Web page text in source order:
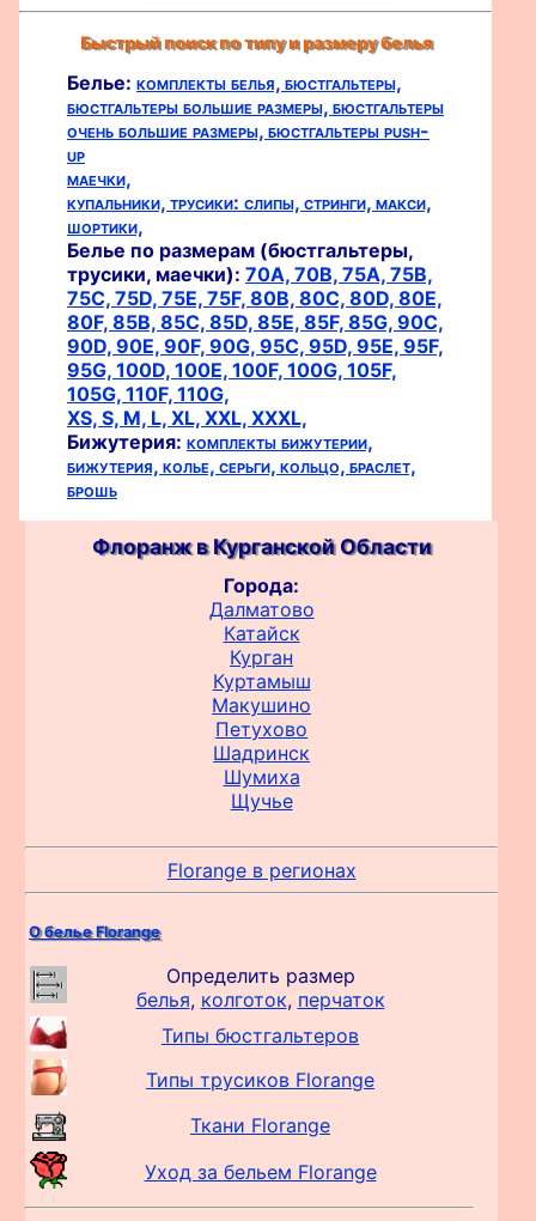
Быстрый поиск по типу и размеру белья
Белье: комплекты белья, бюстгальтеры,
бюстгальтеры большие размеры, бюстгальтеры
очень большие размеры, бюстгальтеры push-
up
маечки,
купальники, трусики: слипы, стринги, макси,
шортики,
Белье по размерам (бюстгальтеры,
трусики, маечки): 70A, 70B, 75A, 75B,
75C, 75D, 75E, 75F, 80B, 80C, 80D, 80E,
80F, 85B, 85C, 85D, 85E, 85F, 85G, 90C,
90D, 90E, 90F, 90G, 95C, 95D, 95E, 95F,
95G, 100D, 100E, 100F, 100G, 105F,
105G, 110F, 110G,
XS, S, M, L, XL, XXL, XXXL,
Бижутерия: комплекты бижутерии,
бижутерия, колье, серьги, кольцо, браслет,
брошь
Флоранж в Курганской Области
Города:
Далматово
Катайск
Курган
Куртамыш
Макушино
Петухово
Шадринск
Шумиха
Щучье
Florange в регионах
О белье Florange
Определить размер
белья, колготок, перчаток
Типы бюстгальтеров
Типы трусиков Florange
Ткани Florange
Уход за бельем Florange